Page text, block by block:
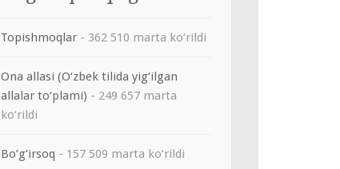
Topishmoqlar - 362 510 marta ko‘rildi
Ona allasi (O‘zbek tilida yig‘ilgan
allalar to‘plami) - 249 657 marta
ko‘rildi
Bo’g’irsoq - 157 509 marta ko‘rildi